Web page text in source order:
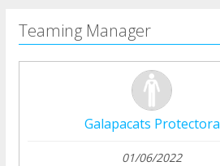
Teaming Manager
Galapacats Protectora
01/06/2022